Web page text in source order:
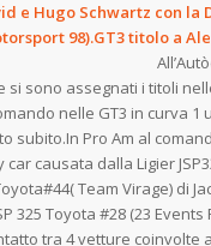
e Hugo Schwartz con la
98).GT3 titolo a
Corse)
si sono assegnati i titoli
nelle GT3 in curva
subito.In Pro Am al
causata dalla Ligier
Team Virage) di
Toyota #28 (23 Events
tra 4 vetture coinvolte